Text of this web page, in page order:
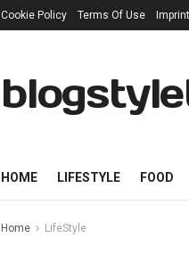
Cookie Policy Terms Of Use Imprint
HOME LIFESTYLE FOOD
Home LifeStyle